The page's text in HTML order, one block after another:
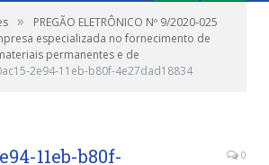
»
PREGÃO ELETRÔNICO Nº 9/2020-025
especializada no fornecimento de
permanentes e de
2e94-11eb-b80f-4e27dad18834
11eb-b80f-
0